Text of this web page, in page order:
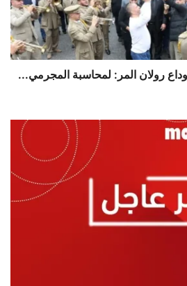
رولان المر: لمحاسبة المجرمي...